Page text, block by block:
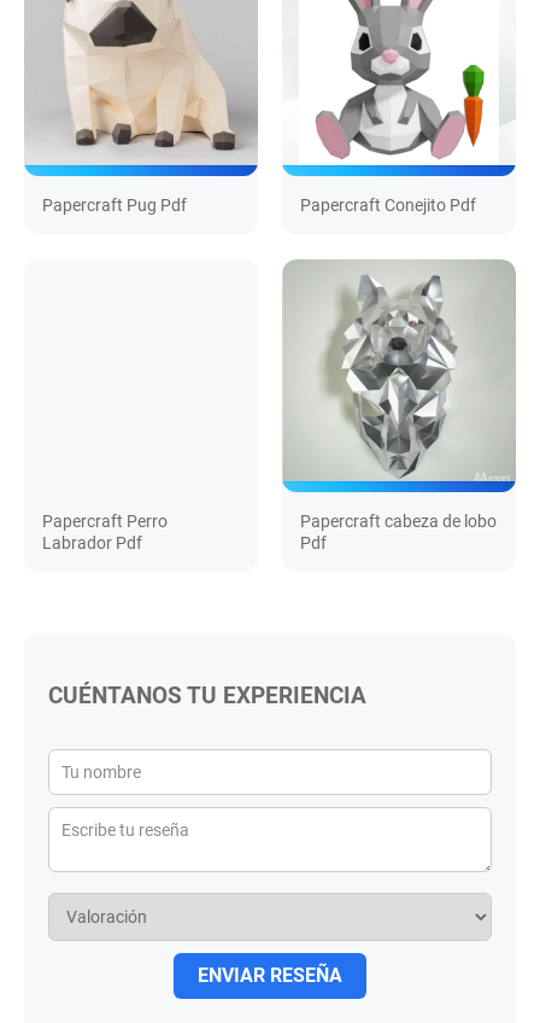
Papercraft Pug Pdf Papercraft Conejito Pdf
Papercraft Perro
Labrador Pdf
Papercraft cabeza de lobo
Pdf
CUÉNTANOS TU EXPERIENCIA
ENVIAR RESEÑA